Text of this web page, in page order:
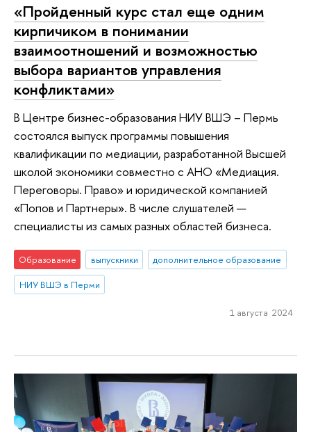
«Пройденный курс стал еще одним
кирпичиком в понимании
взаимоотношений и возможностью
выбора вариантов управления
конфликтами»
В Центре бизнес-образования НИУ ВШЭ – Пермь
состоялся выпуск программы повышения
квалификации по медиации, разработанной Высшей
школой экономики совместно с АНО «Медиация.
Переговоры. Право» и юридической компанией
«Попов и Партнеры». В числе слушателей —
специалисты из самых разных областей бизнеса.
Образование выпускники
дополнительное образование
НИУ ВШЭ в Перми
1 августа 2024